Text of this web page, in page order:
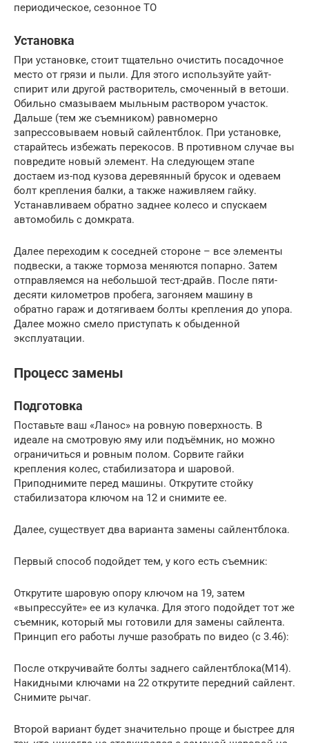
периодическое, сезонное ТО
Установка
При установке, стоит тщательно очистить посадочное
место от грязи и пыли. Для этого используйте уайт-
спирит или другой растворитель, смоченный в ветоши.
Обильно смазываем мыльным раствором участок.
Дальше (тем же съемником) равномерно
запрессовываем новый сайлентблок. При установке,
старайтесь избежать перекосов. В противном случае вы
повредите новый элемент. На следующем этапе
достаем из-под кузова деревянный брусок и одеваем
болт крепления балки, а также наживляем гайку.
Устанавливаем обратно заднее колесо и спускаем
автомобиль с домкрата.
Далее переходим к соседней стороне – все элементы
подвески, а также тормоза меняются попарно. Затем
отправляемся на небольшой тест-драйв. После пяти-
десяти километров пробега, загоняем машину в
обратно гараж и дотягиваем болты крепления до упора.
Далее можно смело приступать к обыденной
эксплуатации.
Процесс замены
Подготовка
Поставьте ваш «Ланос» на ровную поверхность. В
идеале на смотровую яму или подъёмник, но можно
ограничиться и ровным полом. Сорвите гайки
крепления колес, стабилизатора и шаровой.
Приподнимите перед машины. Открутите стойку
стабилизатора ключом на 12 и снимите ее.
Далее, существует два варианта замены сайлентблока.
Первый способ подойдет тем, у кого есть съемник:
Открутите шаровую опору ключом на 19, затем
«выпрессуйте» ее из кулачка. Для этого подойдет тот же
съемник, который мы готовили для замены сайлента.
Принцип его работы лучше разобрать по видео (с 3.46):
После откручивайте болты заднего сайлентблока(М14).
Накидными ключами на 22 открутите передний сайлент.
Снимите рычаг.
Второй вариант будет значительно проще и быстрее для